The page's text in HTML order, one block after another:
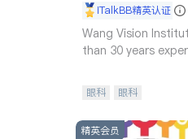
iTalkBB精英认证
Wang Vision
than 30 years
眼科 眼科
精英会员